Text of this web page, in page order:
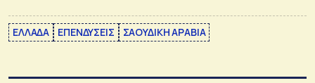
ΕΛΛΑΔΑ ΕΠΕΝΔΥΣΕΙΣ ΣΑΟΥΔΙΚΗ ΑΡΑΒΙΑ